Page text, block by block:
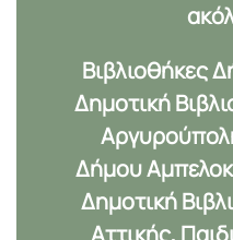
Βιβλιοθήκες
Δημοτική
Δήμου
Δημοτική